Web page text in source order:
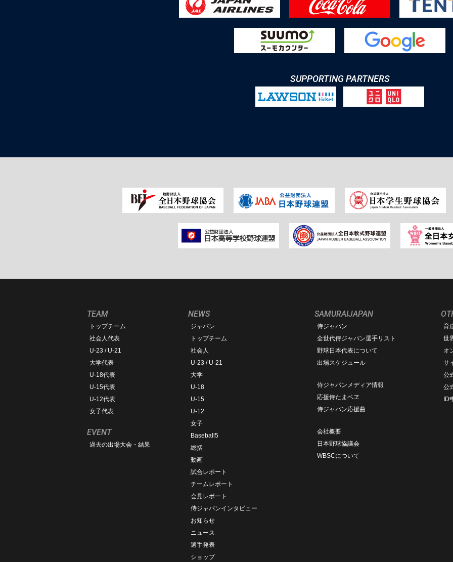
SUPPORTING PARTNERS
TEAM
トップチーム
社会人代表
U-23 / U-21
大学代表
U-18代表
U-15代表
U-12代表
女子代表
EVENT
過去の出場大会・結果
NEWS
ジャパン
トップチーム
社会人
U-23 / U-21
大学
U-18
U-15
U-12
女子
Baseball5
総括
動画
試合レポート
チームレポート
会見レポート
侍ジャパンインタビュー
お知らせ
ニュース
選手発表
ショップ
SAMURAIJAPAN
侍ジャパン
全世代侍ジャパン選手リスト
野球日本代表について
出場スケジュール
侍ジャパンメディア情報
応援侍たまベヱ
侍ジャパン応援曲
会社概要
日本野球協議会
WBSCについて
育
世
オ
サ
公
公
ID